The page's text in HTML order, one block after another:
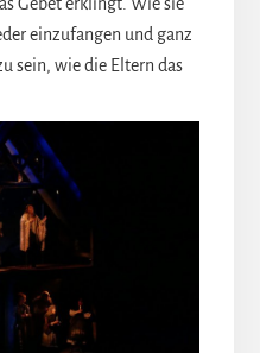
einzufangen und ganz
sein, wie die Eltern das